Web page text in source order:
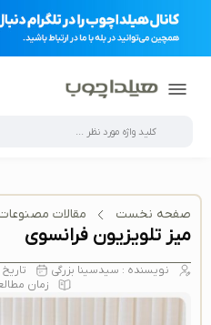
صفحه نخست مقالات
میز تلویزیون فرانسوی
زمان
نویسنده : سیدسینا بزرگی